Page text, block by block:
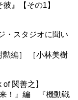
』
【その1】
・スタジオに聞い
勲編］
［小林美樹
関善之】
！』編
『機動戦